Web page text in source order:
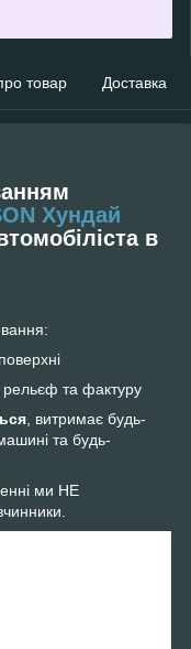
товар Доставка
Хундай
в
рельєф та фактуру
, витримає будь-
та будь-
ми НЕ